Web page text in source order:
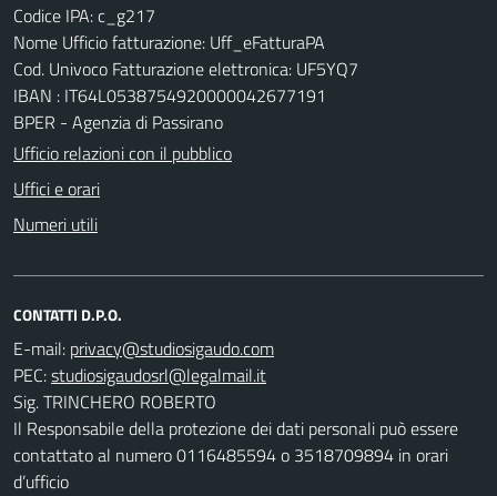
Codice IPA: c_g217
Nome Ufficio fatturazione: Uff_eFatturaPA
Cod. Univoco Fatturazione elettronica: UF5YQ7
IBAN : IT64L0538754920000042677191
BPER - Agenzia di Passirano
Ufficio relazioni con il pubblico
Uffici e orari
Numeri utili
CONTATTI D.P.O.
E-mail:
PEC:
Sig. TRINCHERO ROBERTO
Il Responsabile della protezione dei dati personali può essere
contattato al numero 0116485594 o 3518709894 in orari
d’ufficio